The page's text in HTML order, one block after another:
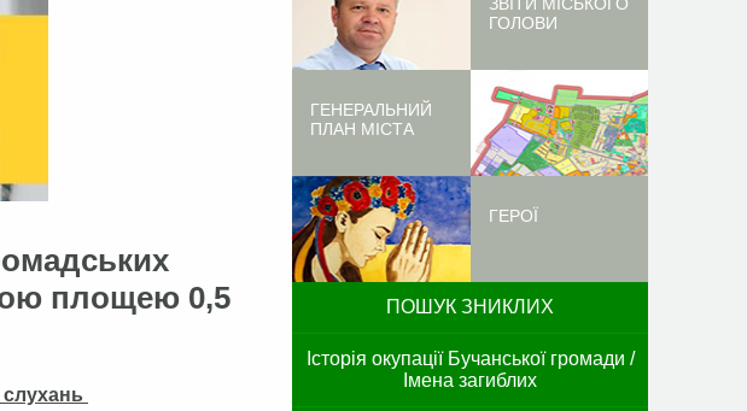
площею 0,5
ГОЛОВИ
ГЕНЕРАЛЬНИЙ
ПЛАН МІСТА
ГЕРОЇ
ПОШУК ЗНИКЛИХ
Історія окупації Бучанської громади /
Імена загиблих